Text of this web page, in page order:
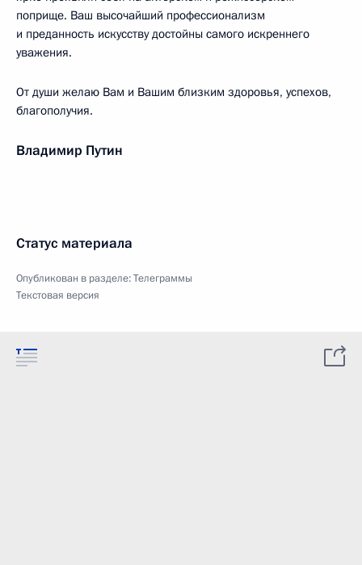
поприще. Ваш высочайший профессионализм
и преданность искусству достойны самого искреннего
уважения.
От души желаю Вам и Вашим близким здоровья, успехов,
благополучия.
Владимир Путин
Статус материала
Опубликован в разделе:Телеграммы
Текстовая версия